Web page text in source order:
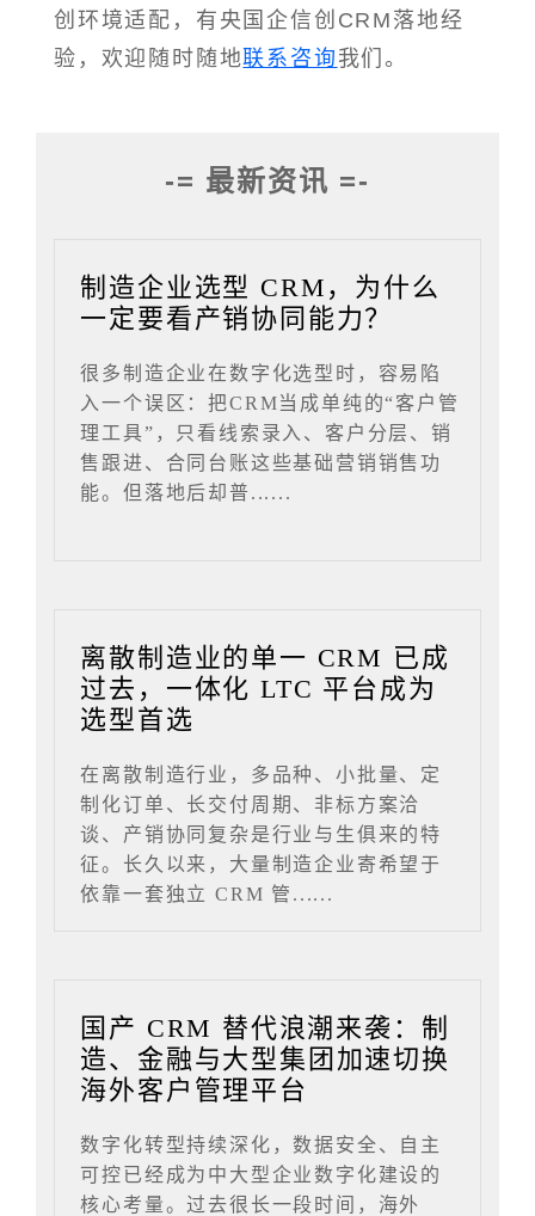
创环境适配，有央国企信创CRM落地经
验，欢迎随时随地联系咨询 我们。
-= 最新资讯 =-
制造企业选型 CRM，为什么
一定要看产销协同能力？
很多制造企业在数字化选型时，容易陷
入一个误区：把CRM当成单纯的“客户管
理工具”，只看线索录入、客户分层、销
售跟进、合同台账这些基础营销销售功
能。但落地后却普......
离散制造业的单一 CRM 已成
过去，一体化 LTC 平台成为
选型首选
在离散制造行业，多品种、小批量、定
制化订单、长交付周期、非标方案洽
谈、产销协同复杂是行业与生俱来的特
征。长久以来，大量制造企业寄希望于
依靠一套独立 CRM 管......
国产 CRM 替代浪潮来袭：制
造、金融与大型集团加速切换
海外客户管理平台
数字化转型持续深化，数据安全、自主
可控已经成为中大型企业数字化建设的
核心考量。过去很长一段时间，海外